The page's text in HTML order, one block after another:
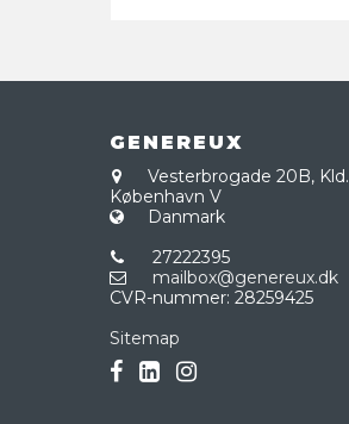
GENEREUX
Vesterbrogade 20B, Kld.
København V
Danmark
27222395
mailbox@genereux.dk
CVR-nummer: 28259425
Sitemap